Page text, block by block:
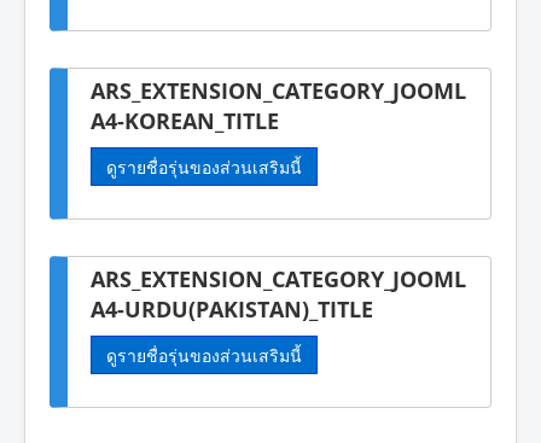
ARS_EXTENSION_CATEGORY_JOOML
A4-KOREAN_TITLE
ดูรายชื่อรุ่นของส่วนเสริมนี้
ARS_EXTENSION_CATEGORY_JOOML
A4-URDU(PAKISTAN)_TITLE
ดูรายชื่อรุ่นของส่วนเสริมนี้